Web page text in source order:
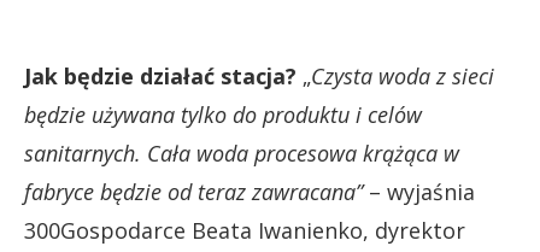
Jak będzie działać stacja? „Czysta woda z sieci
będzie używana tylko do produktu i celów
sanitarnych. Cała woda procesowa krążąca w
fabryce będzie od teraz zawracana”– wyjaśnia
300Gospodarce Beata Iwanienko, dyrektor